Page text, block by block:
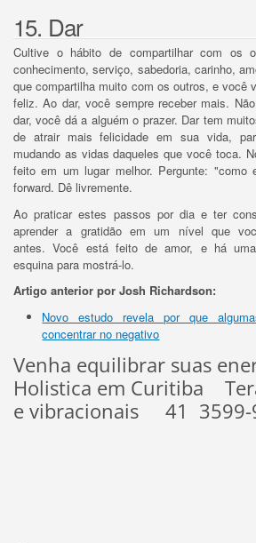
15. Dar
Cultive o hábito de compartilhar com os
conhecimento, serviço, sabedoria, carinho,
que compartilha muito com os outros, e você
feliz.Ao dar, você sempre receber mais.
dar, você dá a alguém o prazer. Dar tem
de atrair mais felicidade em sua vida,
mudando as vidas daqueles que você toca.
feito em um lugar melhor. Pergunte:
forward. Dê livremente.
Ao praticar estes passos por dia e ter
aprender a gratidão em um nível que
antes.Você está feito de amor, e há
esquina para mostrá-lo.
Artigo anterior por Josh Richardson:
Novo estudo revela por que
concentrar no negativo
Venha equilibrar suas
Holistica em Curitiba
e vibracionais 41 3599-